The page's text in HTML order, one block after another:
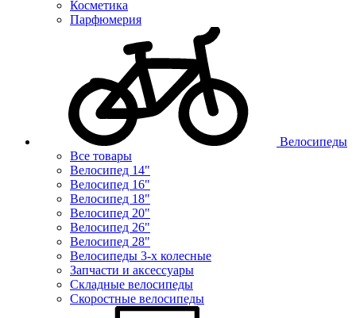
Косметика
Парфюмерия
Велосипеды
Все товары
Велосипед 14"
Велосипед 16"
Велосипед 18"
Велосипед 20"
Велосипед 26"
Велосипед 28"
Велосипеды 3-х колесные
Запчасти и аксессуары
Складные велосипеды
Скоростные велосипеды